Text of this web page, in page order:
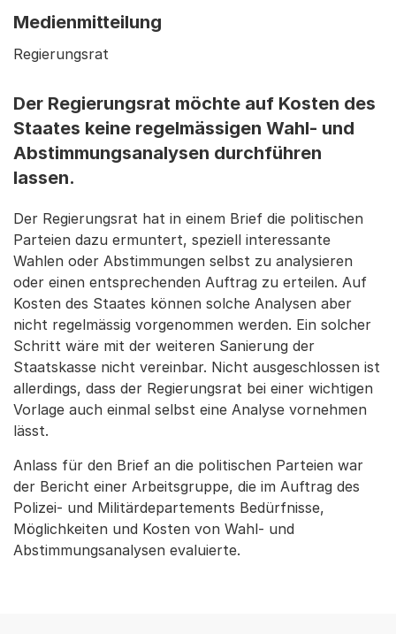
Medienmitteilung
Regierungsrat
Der Regierungsrat möchte auf Kosten des
Staates keine regelmässigen Wahl- und
Abstimmungsanalysen durchführen
lassen.
Der Regierungsrat hat in einem Brief die politischen
Parteien dazu ermuntert, speziell interessante
Wahlen oder Abstimmungen selbst zu analysieren
oder einen entsprechenden Auftrag zu erteilen. Auf
Kosten des Staates können solche Analysen aber
nicht regelmässig vorgenommen werden. Ein solcher
Schritt wäre mit der weiteren Sanierung der
Staatskasse nicht vereinbar. Nicht ausgeschlossen ist
allerdings, dass der Regierungsrat bei einer wichtigen
Vorlage auch einmal selbst eine Analyse vornehmen
lässt.
Anlass für den Brief an die politischen Parteien war
der Bericht einer Arbeitsgruppe, die im Auftrag des
Polizei- und Militärdepartements Bedürfnisse,
Möglichkeiten und Kosten von Wahl- und
Abstimmungsanalysen evaluierte.